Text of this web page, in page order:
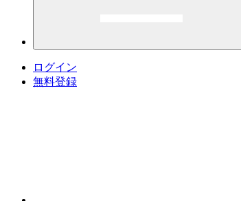
ログイン
無料登録